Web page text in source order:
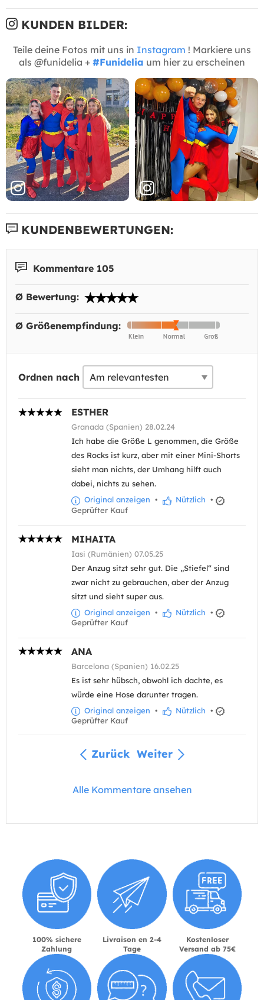
KUNDEN BILDER:
Teile deine Fotos mit uns in Instagram ! Markiere uns
als @funidelia + #Funidelia um hier zu erscheinen
KUNDENBEWERTUNGEN:
Kommentare 105
Ø Bewertung:
Ø Größenempfindung:
Ordnen nach
ESTHER
Granada (Spanien) 28.02.24
Ich habe die Größe L genommen, die Größe
des Rocks ist kurz, aber mit einer Mini-Shorts
sieht man nichts, der Umhang hilft auch
dabei, nichts zu sehen.
Original anzeigen • Nützlich •
Geprüfter Kauf
MIHAITA
Iasi (Rumänien) 07.05.25
Der Anzug sitzt sehr gut. Die „Stiefel“ sind
zwar nicht zu gebrauchen, aber der Anzug
sitzt und sieht super aus.
Original anzeigen • Nützlich •
Geprüfter Kauf
ANA
Barcelona (Spanien) 16.02.25
Es ist sehr hübsch, obwohl ich dachte, es
würde eine Hose darunter tragen.
Original anzeigen • Nützlich •
Geprüfter Kauf
Zurück Weiter
Alle Kommentare ansehen
100% sichere
Zahlung
Livraison en 2-4
Tage
Kostenloser
Versand ab 75€